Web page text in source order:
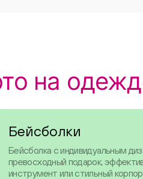
на
Бейсболки
Бейсболка с индивидуальным
превосходный подарок,
инструмент или стильный